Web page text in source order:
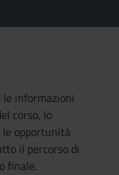
le informazioni
corso, lo
opportunità
il percorso di
finale.